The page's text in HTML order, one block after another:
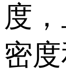
度
密度